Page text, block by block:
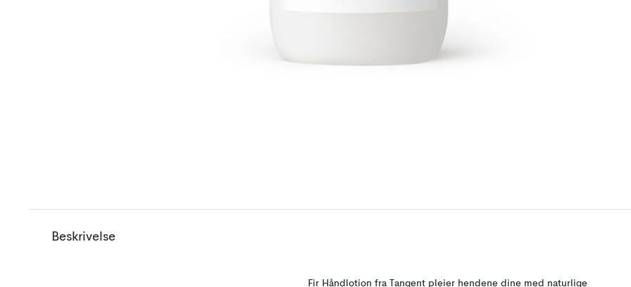
Beskrivelse
Fir Håndlotion fra Tangent pleier hendene dine med naturlige